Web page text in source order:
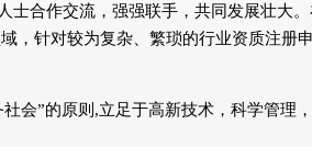
士合作交流，强强联手，共同发展壮大
，针对较为复杂、繁琐的行业资质注
会”的原则,立足于高新技术，科学管